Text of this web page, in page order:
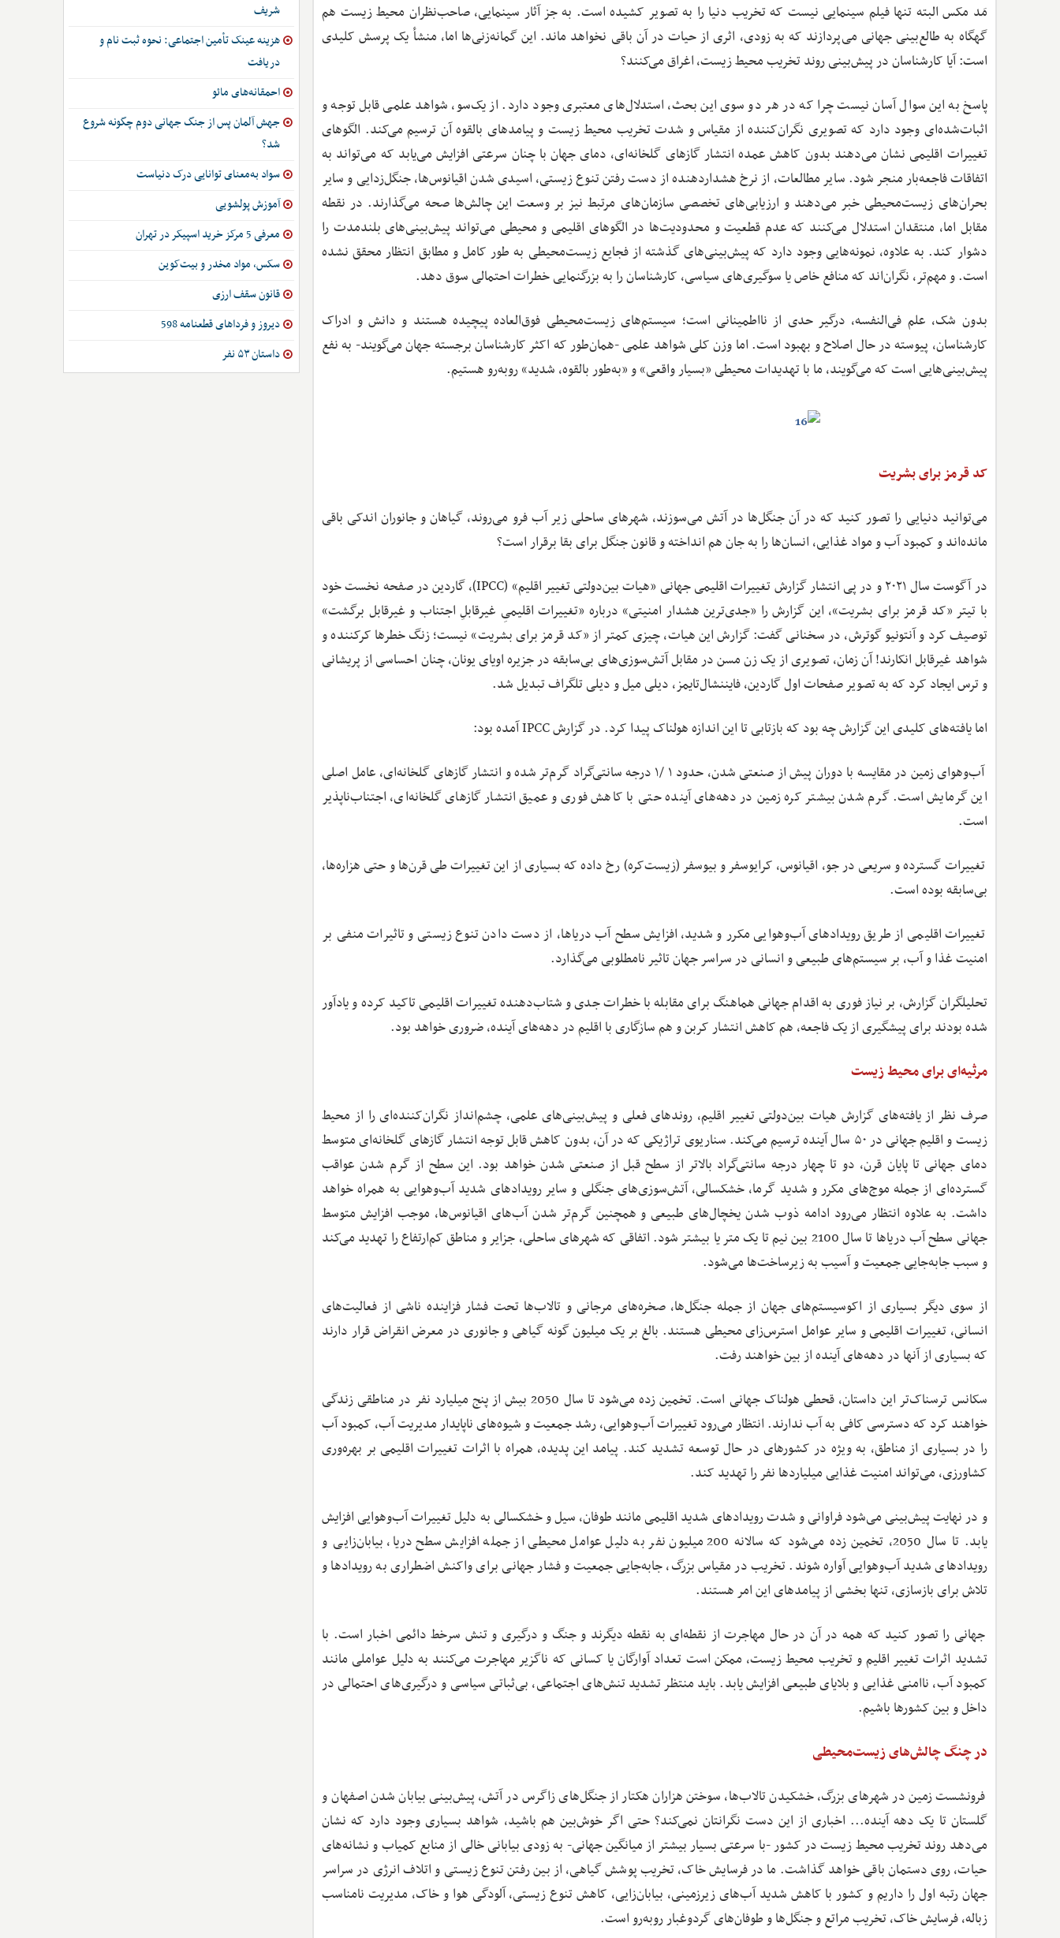
مَد مکس البته تنها فیلم سینمایی نیست که تخریب دنیا را به تصویر کشیده است. به جز آثار سینمایی، صاحب‌نظران محیط زیست هم
گهگاه به طالع‌بینی جهانی می‌پردازند که به زودی، اثری از حیات در آن باقی نخواهد ماند. این گمانه‌زنی‌ها اما، منشأ یک پرسش کلیدی
است: آیا کارشناسان در پیش‌بینی روند تخریب محیط زیست، اغراق می‌کنند؟
پاسخ به این سوال آسان نیست چرا که در هر دو سوی این بحث، استدلال‌های معتبری وجود دارد. از یک‌سو، شواهد علمی قابل توجه و
اثبات‌شده‌ای وجود دارد که تصویری نگران‌کننده از مقیاس و شدت تخریب محیط زیست و پیامدهای بالقوه آن ترسیم می‌کند. الگو‌های
تغییرات اقلیمی نشان می‌دهند بدون کاهش عمده انتشار گازهای گلخانه‌ای، دمای جهان با چنان سرعتی افزایش می‌یابد که می‌تواند به
اتفاقات فاجعه‌بار منجر شود. سایر مطالعات، از نرخ هشداردهنده از دست رفتن تنوع زیستی، اسیدی شدن اقیانوس‌ها، جنگل‌زدایی و سایر
بحران‌های زیست‌محیطی خبر می‌دهند و ارزیابی‌های تخصصی سازمان‌های مرتبط نیز بر وسعت این چالش‌ها صحه می‌گذارند. در نقطه
مقابل اما، منتقدان استدلال می‌کنند که عدم قطعیت و محدودیت‌ها در الگو‌های اقلیمی و محیطی می‌تواند پیش‌بینی‌های بلندمدت را
دشوار کند. به علاوه، نمونه‌هایی وجود دارد که پیش‌بینی‌های گذشته از فجایع زیست‌محیطی به ‌طور کامل و مطابق انتظار محقق نشده
است. و مهم‌تر، نگران‌اند که منافع خاص یا سوگیری‌های سیاسی، کارشناسان را به بزرگنمایی خطرات احتمالی سوق دهد.
بدون شک، علم فی‌النفسه، درگیر حدی از نااطمینانی است؛ سیستم‌های زیست‌محیطی فوق‌العاده پیچیده هستند و دانش و ادراک
کارشناسان، پیوسته در حال اصلاح و بهبود است. اما وزن کلی شواهد علمی -همان‌طور که اکثر کارشناسان برجسته جهان می‌گویند- به نفع
پیش‌بینی‌هایی است که می‌گویند، ما با تهدیدات محیطی «بسیار واقعی» و «به‌طور بالقوه، شدید» روبه‌رو هستیم.
کد قرمز برای بشریت
می‌توانید دنیایی را تصور کنید که در آن جنگل‌ها در آتش می‌سوزند، شهرهای ساحلی زیر آب فرو می‌روند، گیاهان و جانوران اندکی باقی
مانده‌اند و کمبود آب و مواد غذایی، انسان‌ها را به جان هم انداخته و قانون جنگل برای بقا برقرار است؟
در آگوست سال ۲۰۲۱ و در پی انتشار گزارش تغییرات اقلیمی جهانی «هیات بین‌دولتی تغییر اقلیم» (IPCC)، گاردین در صفحه نخست خود
با تیتر «کد قرمز برای بشریت»، این گزارش را «جدی‌ترین هشدار امنیتی» درباره «تغییرات اقلیمیِ غیرقابلِ اجتناب و غیرقابل برگشت»
توصیف کرد و آنتونیو گوترش، در سخنانی گفت: گزارش این هیات، چیزی کمتر از «کد قرمز برای بشریت» نیست؛ زنگ خطرها کرکننده و
شواهد غیرقابل انکارند! آن زمان، تصویری از یک زن مسن در مقابل آتش‌سوزی‌های بی‌سابقه در جزیره اویای یونان، چنان احساسی از پریشانی
و ترس ایجاد کرد که به تصویر صفحات اول گاردین، فایننشال‌تایمز، دیلی میل و دیلی تلگراف تبدیل شد.
اما یافته‌های کلیدی این گزارش چه بود که بازتابی تا این اندازه هولناک پیدا کرد. در گزارش IPCC آمده بود:
آب‌وهوای زمین در مقایسه با دوران پیش از صنعتی شدن، حدود ۱ /۱ درجه سانتی‌گراد گرم‌تر شده و انتشار گازهای گلخانه‌ای، عامل اصلی
این گرمایش است. گرم شدن بیشتر کره زمین در دهه‌های آینده حتی با کاهش فوری و عمیق انتشار گازهای گلخانه‌ای، اجتناب‌ناپذیر
است.
تغییرات گسترده و سریعی در جو، اقیانوس، کرایوسفر و بیوسفر (زیست‌کره) رخ داده که بسیاری از این تغییرات طی قرن‌ها و حتی هزاره‌ها،
بی‌سابقه بوده است.
تغییرات اقلیمی از طریق رویدادهای آب‌وهوایی مکرر و شدید، افزایش سطح آب دریاها، از دست دادن تنوع زیستی و تاثیرات منفی بر
امنیت غذا و آب، بر سیستم‌های طبیعی و انسانی در سراسر جهان تاثیر نامطلوبی می‌گذارد.
تحلیلگران گزارش، بر نیاز فوری به اقدام جهانی هماهنگ برای مقابله با خطرات جدی و شتاب‌دهنده تغییرات اقلیمی تاکید کرده و یادآور
شده بودند برای پیشگیری از یک فاجعه، هم کاهش انتشار کربن و هم سازگاری با اقلیم در دهه‌های آینده، ضروری خواهد بود.
مرثیه‌ای برای محیط زیست
صرف نظر از یافته‌های گزارش هیات بین‌دولتی تغییر اقلیم، روندهای فعلی و پیش‌بینی‌های علمی، چشم‌انداز نگران‌کننده‌ای را از محیط
زیست و اقلیم جهانی در ۵۰ سال آینده ترسیم می‌کند. سناریوی تراژیکی که در آن، بدون کاهش قابل توجه انتشار گازهای گلخانه‌ای متوسط
دمای جهانی تا پایان قرن، دو تا چهار درجه سانتی‌گراد بالاتر از سطح قبل از صنعتی شدن خواهد بود. این سطح از گرم شدن عواقب
گسترده‌ای از جمله موج‌های مکرر و شدید گرما، خشکسالی، آتش‌سوزی‌های جنگلی و سایر رویدادهای شدید آب‌وهوایی به همراه خواهد
داشت. به علاوه انتظار می‌رود ادامه ذوب‌ شدن یخچال‌های طبیعی و همچنین گرم‌تر شدن آب‌های اقیانوس‌ها، موجب افزایش متوسط
جهانی سطح آب دریاها تا سال 2100 بین نیم تا یک متر یا بیشتر شود. اتفاقی که شهرهای ساحلی، جزایر و مناطق کم‌ارتفاع را تهدید می‌کند
و سبب جابه‌جایی جمعیت و آسیب به زیرساخت‌ها می‌شود.
از سوی دیگر بسیاری از اکوسیستم‌های جهان از جمله جنگل‌ها، صخره‌های مرجانی و تالاب‌ها تحت فشار فزاینده ناشی از فعالیت‌های
انسانی، تغییرات اقلیمی و سایر عوامل استرس‌زای محیطی هستند. بالغ بر یک میلیون گونه گیاهی و جانوری در معرض انقراض قرار دارند
که بسیاری از آنها در دهه‌های آینده از بین خواهند رفت.
سکانس ترسناک‌تر این داستان، قحطی هولناک جهانی است. تخمین زده می‌شود تا سال 2050 بیش از پنج میلیارد نفر در مناطقی زندگی
خواهند کرد که دسترسی کافی به آب ندارند. انتظار می‌رود تغییرات آب‌وهوایی، رشد جمعیت و شیوه‌های ناپایدار مدیریت آب، کمبود آب
را در بسیاری از مناطق، به ویژه در کشورهای در حال توسعه تشدید کند. پیامد این پدیده، همراه با اثرات تغییرات اقلیمی بر بهره‌وری
کشاورزی، می‌تواند امنیت غذایی میلیاردها نفر را تهدید کند.
و در نهایت پیش‌بینی می‌شود فراوانی و شدت رویدادهای شدید اقلیمی مانند طوفان، سیل و خشکسالی به دلیل تغییرات آب‌وهوایی افزایش
یابد. تا سال 2050، تخمین زده می‌شود که سالانه 200 میلیون نفر به دلیل عوامل محیطی از جمله افزایش سطح دریا، بیابان‌زایی و
رویدادهای شدید آب‌وهوایی آواره شوند. تخریب در مقیاس بزرگ، جابه‌جایی جمعیت و فشار جهانی برای واکنش اضطراری به رویدادها و
تلاش برای بازسازی، تنها بخشی از پیامدهای این امر هستند.
جهانی را تصور کنید که همه در آن در حال مهاجرت از نقطه‌ای به نقطه دیگرند و جنگ و درگیری و تنش سرخط دائمی اخبار است. با
تشدید اثرات تغییر اقلیم و تخریب محیط زیست، ممکن است تعداد آوارگان یا کسانی که ناگزیر مهاجرت می‌کنند به دلیل عواملی مانند
کمبود آب، ناامنی غذایی و بلایای طبیعی افزایش یابد. باید منتظر تشدید تنش‌های اجتماعی، بی‌ثباتی سیاسی و درگیری‌های احتمالی در
داخل و بین کشورها باشیم.
در چنگ چالش‌های زیست‌محیطی
فرونشست زمین در شهرهای بزرگ، خشکیدن تالاب‌ها، سوختن هزاران هکتار از جنگل‌های زاگرس در آتش، پیش‌بینی بیابان شدن اصفهان و
گلستان تا یک دهه آینده... اخباری از این دست نگرانتان نمی‌کند؟ حتی اگر خوش‌بین هم باشید، شواهد بسیاری وجود دارد که نشان
می‌دهد روند تخریب محیط زیست در کشور -با سرعتی بسیار بیشتر از میانگین جهانی- به زودی بیابانی خالی از منابع کمیاب و نشانه‌های
حیات، روی دستمان باقی خواهد گذاشت. ما در فرسایش خاک، تخریب پوشش گیاهی، از بین رفتن تنوع زیستی و اتلاف انرژی در سراسر
جهان رتبه اول را داریم و کشور با کاهش شدید آب‌های زیرزمینی، بیابان‌زایی، کاهش تنوع زیستی، آلودگی هوا و خاک، مدیریت نامناسب
زباله، فرسایش خاک، تخریب مراتع و جنگل‌ها و طوفان‌های گردوغبار روبه‌رو است.
شریف
هزینه عینک تأمین اجتماعی: نحوه ثبت نام و
دریافت
احمقانه‌های مائو
جهش آلمان پس از جنگ جهانی دوم چگونه شروع
شد؟
سواد به‌معنای توانایی درک دنیاست
آموزش پولشویی
معرفی 5 مرکز خرید اسپیکر در تهران
سکس، مواد مخدر و بیت‌کوین
قانون سقف ارزی
دیروز و فرداهای قطعنامه 598
داستان ۵۳ نفر